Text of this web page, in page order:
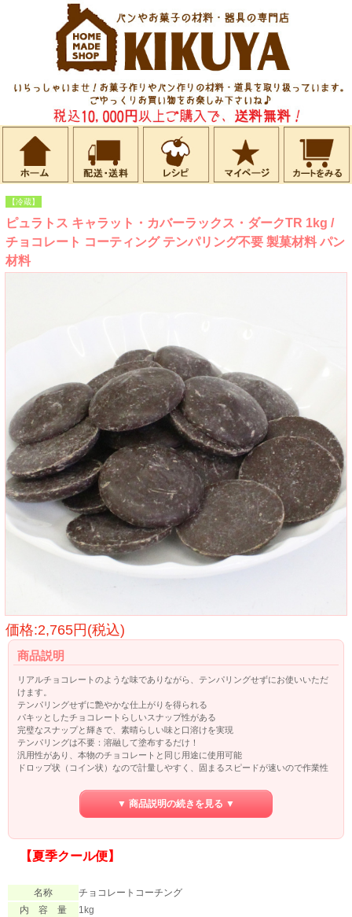
【冷蔵】
ピュラトス キャラット・カバーラックス・ダークTR 1kg /
チョコレート コーティング テンパリング不要 製菓材料 パン
材料
価格:2,765円(税込)
商品説明
リアルチョコレートのような味でありながら、テンパリングせずにお使いいただ
けます。
テンパリングせずに艶やかな仕上がりを得られる
パキッとしたチョコレートらしいスナップ性がある
完璧なスナップと輝きで、素晴らしい味と口溶けを実現
テンパリングは不要：溶融して塗布するだけ！
汎用性があり、本物のチョコレートと同じ用途に使用可能
ドロップ状（コイン状）なので計量しやすく、固まるスピードが速いので作業性
45～50℃に加温して溶かしてから、40～45℃で使用して下さい。
▼ 商品説明の続きを見る ▼
【夏季クール便】
名称
チョコレートコーチング
内 容 量
1kg